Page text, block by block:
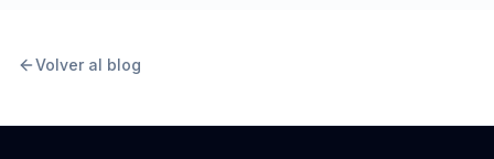
Volver al blog